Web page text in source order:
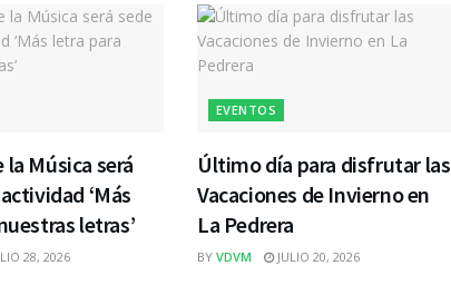
la Música será
‘Más
letras’
28, 2026
EVENTOS
Último día para disfrutar las
Vacaciones de Invierno en
La Pedrera
BY VDVM JULIO 20, 2026